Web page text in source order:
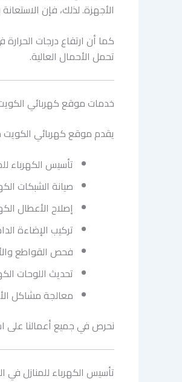
الأجهزة. لذلك، فإن
كما أن ارتفاع درجات
تحمل الأحمال العالية.
خدمات موقع كهربائي
يقدم موقع كهربائي
تأسيس الكهرباء
صيانة الشبكات
إصلاح الأعطال
تركيب الإضاءة
فحص القواطع
تحديث اللوحات
معالجة مشاكل
نحرص في جميع أعمالنا على
تأسيس الكهرباء للمنازل في